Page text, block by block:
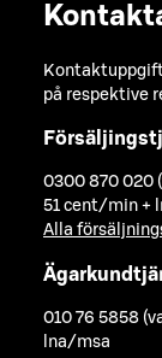
på respektive
0300 870 020
51 cent/min +
Alla
010 76 5858
lna/msa